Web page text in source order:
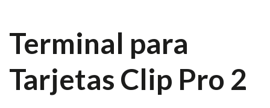
Terminal para
Tarjetas Clip Pro 2